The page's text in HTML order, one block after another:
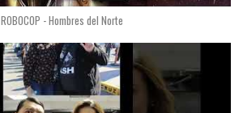
ROBOCOP - Hombres del Norte